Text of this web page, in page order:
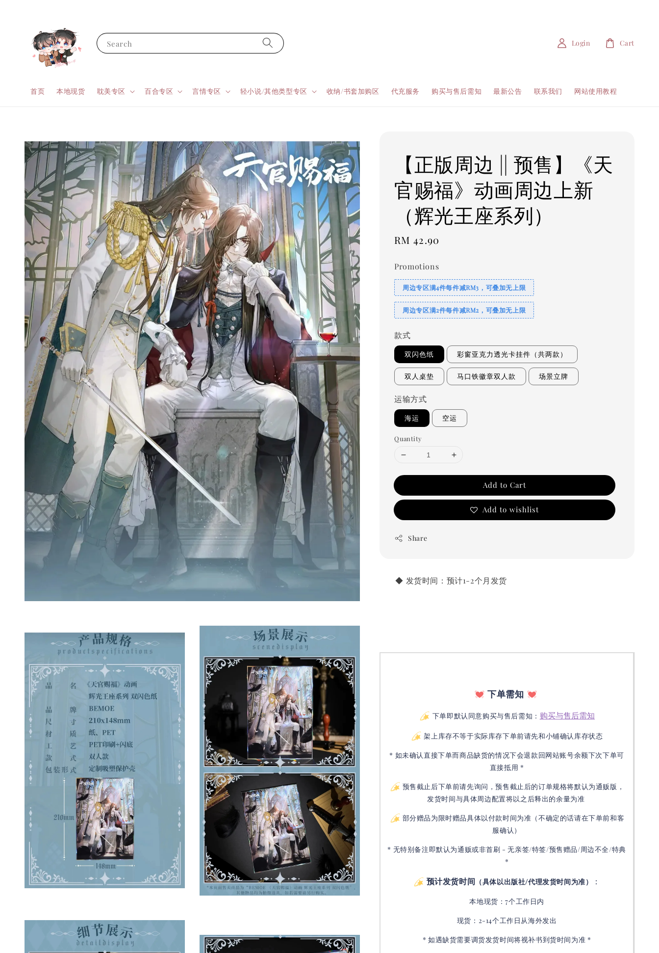
Search
首页 本地现货 耽美专区 百合专区 言情专区 轻小说/其他类型专区 收纳/书套加购区 代充服务 购买与售后需知 最新公告 联系我们 网站使用教程
Login Cart
【正版周边 || 预售】《天
官赐福》动画周边上新
（辉光王座系列）
Regular
RM 42.90
Promotions
周边专区满4件每件减RM3，可叠加无上限
周边专区满2件每件减RM2，可叠加无上限
款式
双闪色纸 彩窗亚克力透光卡挂件（共两款）
双人桌垫 马口铁徽章双人款 场景立牌
运输方式
海运 空运
Quantity
Add to Cart
Add to wishlist
Share
◆ 发货时间：预计1-2个月发货
下单需知
下单即默认同意购买与售后需知： 购买与售后需知
架上库存不等于实际库存下单前请先和小铺确认库存状态
* 如未确认直接下单而商品缺货的情况下会退款回网站账号余额下次下单可
直接抵用 *
预售截止后下单前请先询问，预售截止后的订单规格将默认为通贩版，
发货时间与具体周边配置将以之后释出的余量为准
部分赠品为限时赠品具体以付款时间为准（不确定的话请在下单前和客
服确认）
* 无特别备注即默认为通贩或非首刷 - 无亲签/特签/预售赠品/周边不全/特典
*
预计发货时间 （具体以出版社/代理发货时间为准） ：
本地现货：7个工作日内
现货：2-14个工作日从海外发出
* 如遇缺货需要调货发货时间将视补书到货时间为准 *